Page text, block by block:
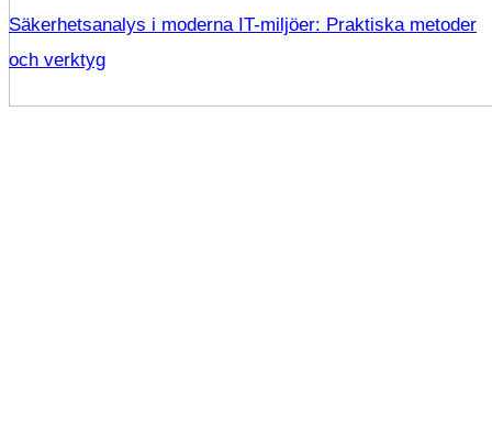
Säkerhetsanalys i moderna IT-miljöer: Praktiska metoder
och verktyg